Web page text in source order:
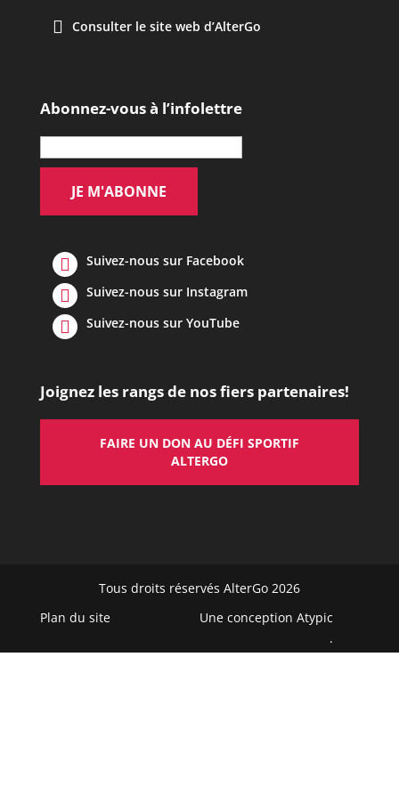
Consulter le site web d’AlterGo
Abonnez-vous à l’infolettre
Suivez-nous sur Facebook
Suivez-nous sur Instagram
Suivez-nous sur YouTube
Joignez les rangs de nos fiers partenaires!
FAIRE UN DON AU DÉFI SPORTIF
ALTERGO
Tous droits réservés AlterGo 2026
Plan du site
Une conceptionAtypic
.